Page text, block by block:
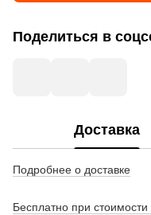
Поделиться в
Доставка
Подробнее о доставке
Бесплатно при стоимости